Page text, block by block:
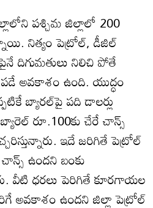
పశ్చిమ జిల్లాలో 200
నిత్యం పెట్రోల్‌, డీజిల్‌
దిగుమతులు నిలిచి పోతే
అవకాశం ఉంది. యుద్ధం
బ్యారల్‌పై పది డాలర్లు
రూ.100కు చేరే చాన్స్‌
ఇదే జరిగితే పెట్రోల్‌
ఉందని బంకు
వీటి ధరలు పెరిగితే కూరగాయల
అవకాశం ఉందని జిల్లా పెట్రోల్‌